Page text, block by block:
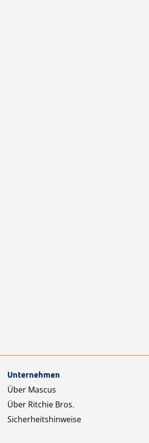
Unternehmen
Über Mascus
Über Ritchie Bros.
Sicherheitshinweise